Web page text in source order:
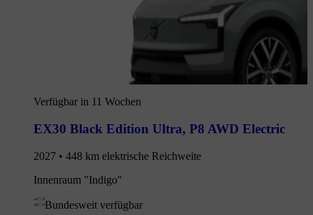
Verfügbar in 11 Wochen
EX30 Black Edition Ultra, P8 AWD Electric
2027 • 448 km elektrische Reichweite
Innenraum "Indigo"
Bundesweit verfügbar